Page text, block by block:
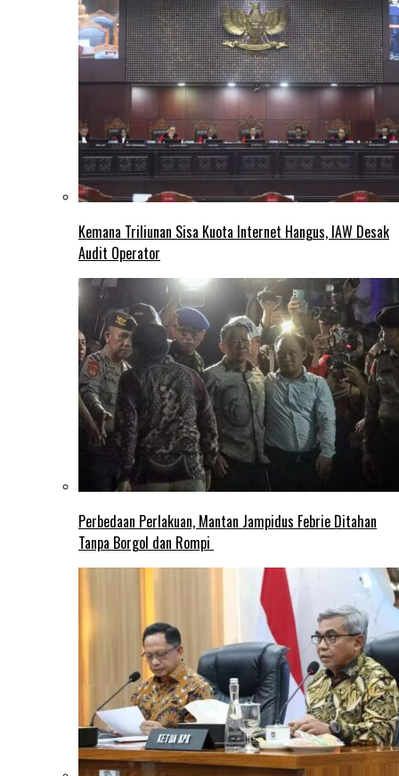
Kemana Triliunan Sisa Kuota Internet Hangus, IAW Desak
Audit Operator
Perbedaan Perlakuan, Mantan Jampidus Febrie Ditahan
Tanpa Borgol dan Rompi